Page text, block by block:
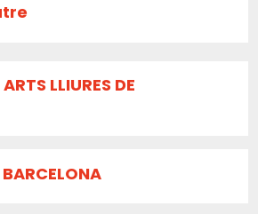
LLIURES DE